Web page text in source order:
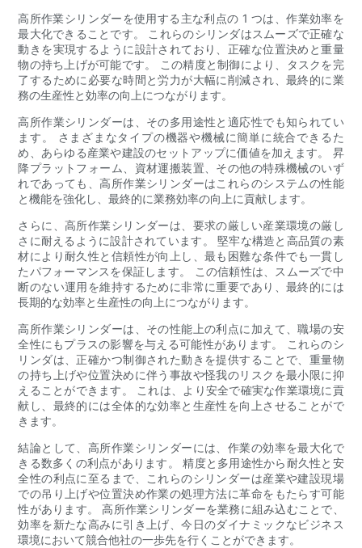
高所作業シリンダーを使用する主な利点の 1 つは、作業効率を
最大化できることです。 これらのシリンダはスムーズで正確な
動きを実現するように設計されており、正確な位置決めと重量
物の持ち上げが可能です。 この精度と制御により、タスクを完
了するために必要な時間と労力が大幅に削減され、最終的に業
務の生産性と効率の向上につながります。
高所作業シリンダーは、その多用途性と適応性でも知られてい
ます。 さまざまなタイプの機器や機械に簡単に統合できるた
め、あらゆる産業や建設のセットアップに価値を加えます。 昇
降プラットフォーム、資材運搬装置、その他の特殊機械のいず
れであっても、高所作業シリンダーはこれらのシステムの性能
と機能を強化し、最終的に業務効率の向上に貢献します。
さらに、高所作業シリンダーは、要求の厳しい産業環境の厳し
さに耐えるように設計されています。 堅牢な構造と高品質の素
材により耐久性と信頼性が向上し、最も困難な条件でも一貫し
たパフォーマンスを保証します。 この信頼性は、スムーズで中
断のない運用を維持するために非常に重要であり、最終的には
長期的な効率と生産性の向上につながります。
高所作業シリンダーは、その性能上の利点に加えて、職場の安
全性にもプラスの影響を与える可能性があります。 これらのシ
リンダは、正確かつ制御された動きを提供することで、重量物
の持ち上げや位置決めに伴う事故や怪我のリスクを最小限に抑
えることができます。 これは、より安全で確実な作業環境に貢
献し、最終的には全体的な効率と生産性を向上させることがで
きます。
結論として、高所作業シリンダーには、作業の効率を最大化で
きる数多くの利点があります。 精度と多用途性から耐久性と安
全性の利点に至るまで、これらのシリンダーは産業や建設現場
での吊り上げや位置決め作業の処理方法に革命をもたらす可能
性があります。 高所作業シリンダーを業務に組み込むことで、
効率を新たな高みに引き上げ、今日のダイナミックなビジネス
環境において競合他社の一歩先を行くことができます。